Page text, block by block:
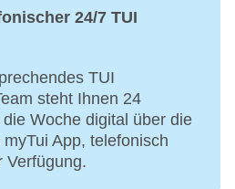
24/7 TUI
TUI
steht Ihnen 24
Woche digital über die
App, telefonisch
Verfügung.